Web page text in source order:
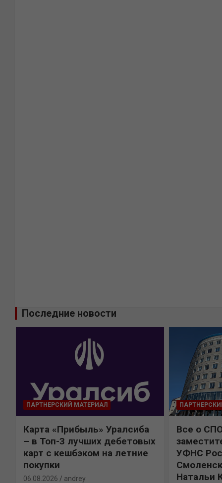
Последние новости
ПАРТНЕРСКИЙ МАТЕРИАЛ
Карта «Прибыль» Уралсиба
– в Топ-3 лучших дебетовых
карт с кешбэком на летние
покупки
06.08.2026 andrey
Все о
УФНС
Натальи